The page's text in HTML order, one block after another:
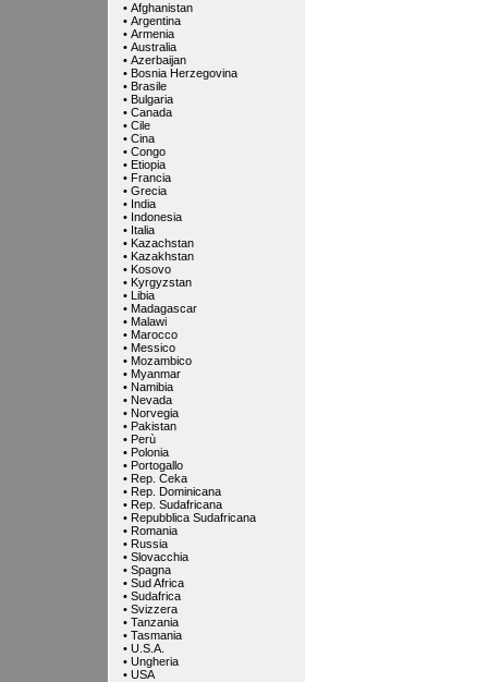
• Afghanistan
• Argentina
• Armenia
• Australia
• Azerbaijan
• Bosnia Herzegovina
• Brasile
• Bulgaria
• Canada
• Cile
• Cina
• Congo
• Etiopia
• Francia
• Grecia
• India
• Indonesia
• Italia
• Kazachstan
• Kazakhstan
• Kosovo
• Kyrgyzstan
• Libia
• Madagascar
• Malawi
• Marocco
• Messico
• Mozambico
• Myanmar
• Namibia
• Nevada
• Norvegia
• Pakistan
• Perù
• Polonia
• Portogallo
• Rep. Ceka
• Rep. Dominicana
• Rep. Sudafricana
• Repubblica Sudafricana
• Romania
• Russia
• Slovacchia
• Spagna
• Sud Africa
• Sudafrica
• Svizzera
• Tanzania
• Tasmania
• U.S.A.
• Ungheria
• USA